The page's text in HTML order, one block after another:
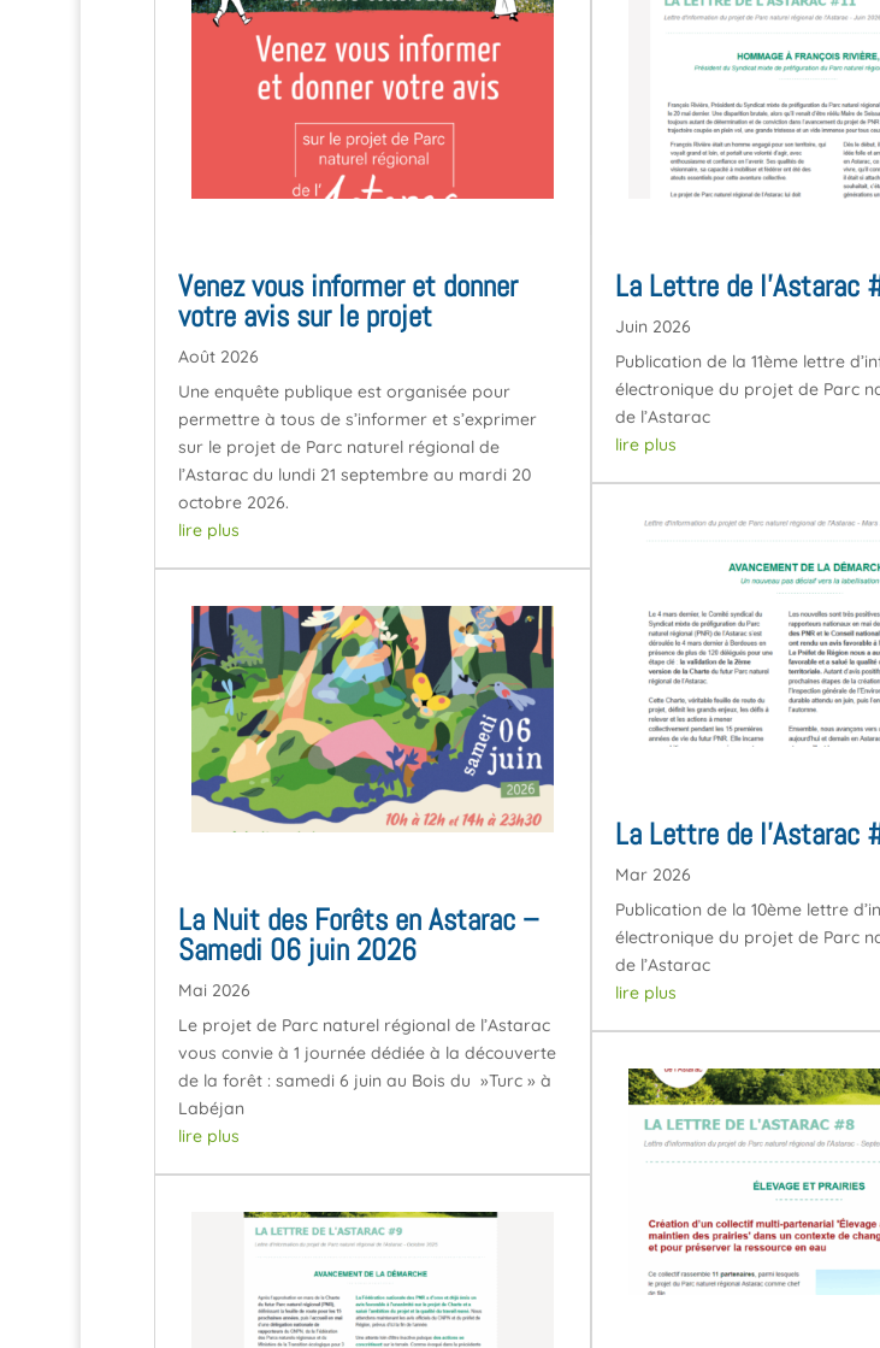
Venez vous informer et donner
votre avis sur le projet
Août 2026
Une enquête publique est organisée pour
permettre à tous de s’informer et s’exprimer
sur le projet de Parc naturel régional de
l’Astarac du lundi 21 septembre au mardi 20
octobre 2026.
lire plus
La Nuit des Forêts en Astarac –
Samedi 06 juin 2026
Mai 2026
Le projet de Parc naturel régional de l’Astarac
vous convie à 1 journée dédiée à la découverte
de la forêt : samedi 6 juin au Bois du »Turc » à
Labéjan
lire plus
La Lettre de l’Astarac
Juin 2026
Publication de la 11ème lettre
électronique du projet de Parc
de l’Astarac
lire plus
La Lettre de l’Astarac
Mar 2026
Publication de la 10ème lettre
électronique du projet de Parc
de l’Astarac
lire plus